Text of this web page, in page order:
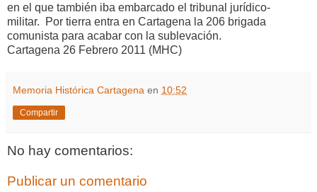
en el que también iba embarcado el tribunal jurídico-
militar. Por tierra entra en Cartagena la 206 brigada
comunista para acabar con la sublevación.
Cartagena 26 Febrero 2011 (MHC)
Memoria Histórica Cartagena en 10:52
Compartir
No hay comentarios:
Publicar un comentario